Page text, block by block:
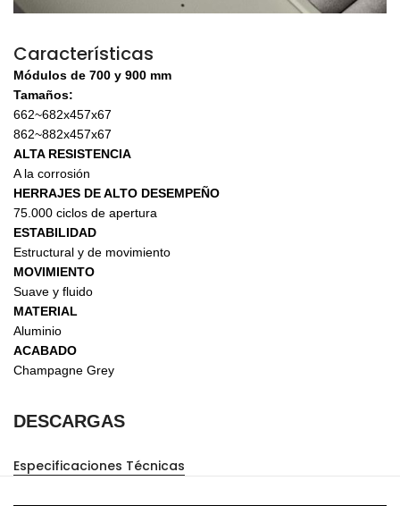
Características
Módulos de 700 y 900 mm
Tamaños:
662~682x457x67
862~882x457x67
ALTA RESISTENCIA
A la corrosión
HERRAJES DE ALTO DESEMPEÑO
75.000 ciclos de apertura
ESTABILIDAD
Estructural y de movimiento
MOVIMIENTO
Suave y fluido
MATERIAL
Aluminio
ACABADO
Champagne Grey
DESCARGAS
Especificaciones Técnicas